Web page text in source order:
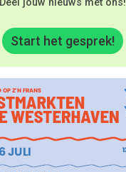
Deel jouw nieuws met ons!
Start het gesprek!